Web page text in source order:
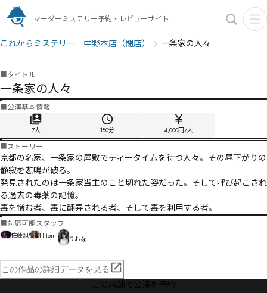
マーダーミステリー予約・レビューサイト
これからミステリー 中野本店（閉店） 一条家の人々
■タイトル
一条家の人々
■公演基本情報
7人 180分 4,000円/人
■ストーリー
京都の名家、一条家の屋敷でティータイムを待つ人々。その昼下がりの
静寂を悲鳴が破る。
発見されたのは一条家当主のこと切れた姿だった。そして呼び起こされ
る過去の毒薬の記憶。
毒を憎む者、毒に翻弄される者、そして毒を利用する者。
■対応可能スタッフ
佐藤旭 Hitomi りおな
この作品の詳細データを見る
この店舗で公演を予約